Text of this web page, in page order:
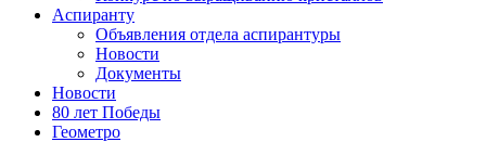
Аспиранту
Объявления отдела аспирантуры
Новости
Документы
Новости
80 лет Победы
Геометро